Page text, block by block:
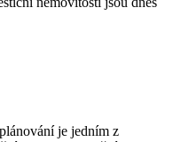
je jedním z